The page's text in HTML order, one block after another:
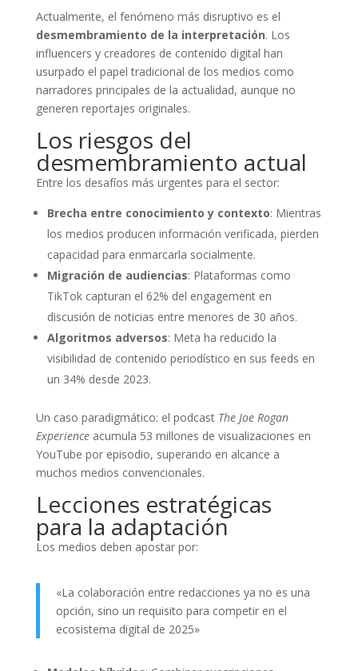
Actualmente, el fenómeno más disruptivo es el
desmembramiento de la interpretación. Los
influencers y creadores de contenido digital han
usurpado el papel tradicional de los medios como
narradores principales de la actualidad, aunque no
generen reportajes originales.
Los riesgos del
desmembramiento actual
Entre los desafíos más urgentes para el sector:
Brecha entre conocimiento y contexto: Mientras
los medios producen información verificada, pierden
capacidad para enmarcarla socialmente.
Migración de audiencias: Plataformas como
TikTok capturan el 62% del engagement en
discusión de noticias entre menores de 30 años.
Algoritmos adversos: Meta ha reducido la
visibilidad de contenido periodístico en sus feeds en
un 34% desde 2023.
Un caso paradigmático: el podcast The Joe Rogan
Experienceacumula 53 millones de visualizaciones en
YouTube por episodio, superando en alcance a
muchos medios convencionales.
Lecciones estratégicas
para la adaptación
Los medios deben apostar por:
«La colaboración entre redacciones ya no es una
opción, sino un requisito para competir en el
ecosistema digital de 2025»